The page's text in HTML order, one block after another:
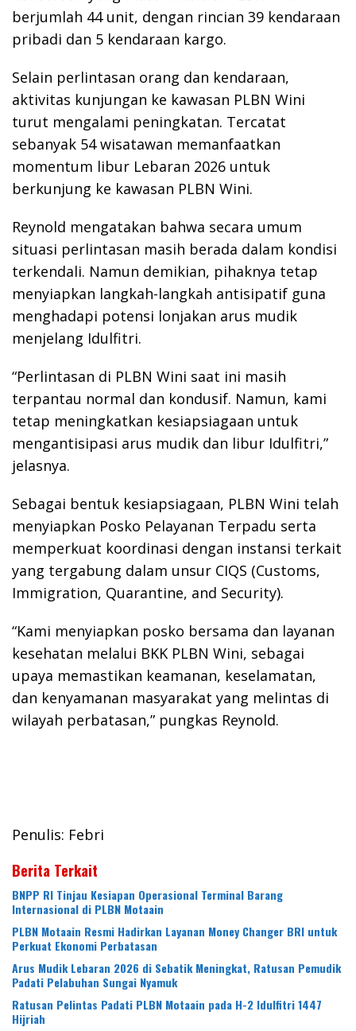
berjumlah 44 unit, dengan rincian 39 kendaraan
pribadi dan 5 kendaraan kargo.
Selain perlintasan orang dan kendaraan,
aktivitas kunjungan ke kawasan PLBN Wini
turut mengalami peningkatan. Tercatat
sebanyak 54 wisatawan memanfaatkan
momentum libur Lebaran 2026 untuk
berkunjung ke kawasan PLBN Wini.
Reynold mengatakan bahwa secara umum
situasi perlintasan masih berada dalam kondisi
terkendali. Namun demikian, pihaknya tetap
menyiapkan langkah-langkah antisipatif guna
menghadapi potensi lonjakan arus mudik
menjelang Idulfitri.
“Perlintasan di PLBN Wini saat ini masih
terpantau normal dan kondusif. Namun, kami
tetap meningkatkan kesiapsiagaan untuk
mengantisipasi arus mudik dan libur Idulfitri,”
jelasnya.
Sebagai bentuk kesiapsiagaan, PLBN Wini telah
menyiapkan Posko Pelayanan Terpadu serta
memperkuat koordinasi dengan instansi terkait
yang tergabung dalam unsur CIQS (Customs,
Immigration, Quarantine, and Security).
“Kami menyiapkan posko bersama dan layanan
kesehatan melalui BKK PLBN Wini, sebagai
upaya memastikan keamanan, keselamatan,
dan kenyamanan masyarakat yang melintas di
wilayah perbatasan,” pungkas Reynold.
Penulis: Febri
Berita Terkait
BNPP RI Tinjau Kesiapan Operasional Terminal Barang
Internasional di PLBN Motaain
PLBN Motaain Resmi Hadirkan Layanan Money Changer BRI untuk
Perkuat Ekonomi Perbatasan
Arus Mudik Lebaran 2026 di Sebatik Meningkat, Ratusan Pemudik
Padati Pelabuhan Sungai Nyamuk
Ratusan Pelintas Padati PLBN Motaain pada H-2 Idulfitri 1447
Hijriah